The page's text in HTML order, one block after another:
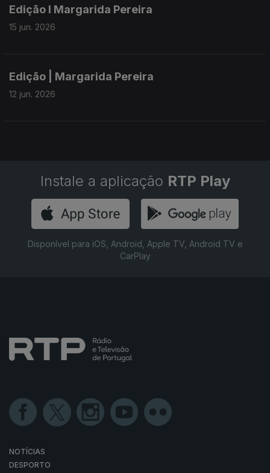
Edição I Margarida Pereira
15 jun. 2026
Edição | Margarida Pereira
12 jun. 2026
Instale a aplicação RTP Play
Disponível para iOS, Android, Apple TV, Android TV e
CarPlay
NOTÍCIAS
DESPORTO